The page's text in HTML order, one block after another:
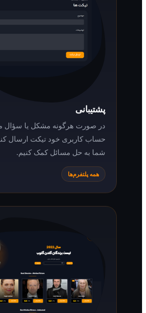
در صورت هرگونه مشکل یا سؤال می‌توانید از
حساب کاربری خود تیکت ارسال کنید تا در کنار
شما به حل مسائل کمک کنیم.
همه پلتفرم‌ها